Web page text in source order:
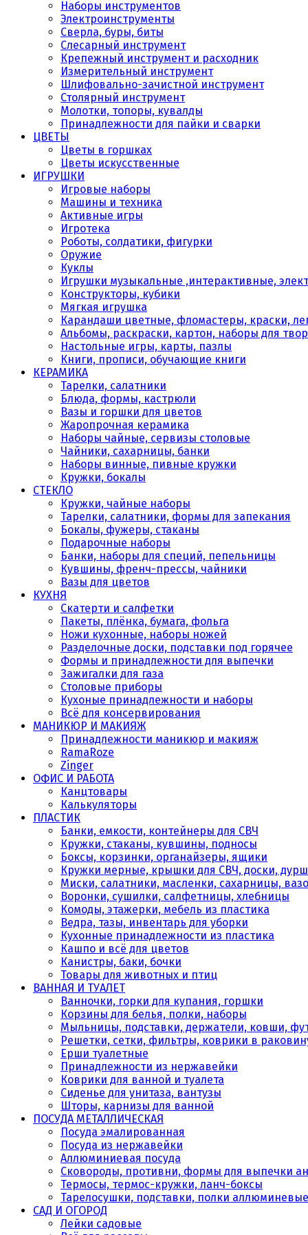
Наборы инструментов
Электроинструменты
Сверла, буры, биты
Слесарный инструмент
Крепежный инструмент и расходник
Измерительный инструмент
Шлифовально-зачистной инструмент
Столярный инструмент
Молотки, топоры, кувалды
Принадлежности для пайки и сварки
ЦВЕТЫ
Цветы в горшках
Цветы искусственные
ИГРУШКИ
Игровые наборы
Машины и техника
Активные игры
Игротека
Роботы, солдатики, фигурки
Оружие
Куклы
Игрушки музыкальные ,интерактивные,
Конструкторы, кубики
Мягкая игрушка
Карандаши цветные, фломастеры, краски,
Альбомы, раскраски, картон, наборы для
Настольные игры, карты, пазлы
Книги, прописи, обучающие книги
КЕРАМИКА
Тарелки, салатники
Блюда, формы, кастрюли
Вазы и горшки для цветов
Жаропрочная керамика
Наборы чайные, сервизы столовые
Чайники, сахарницы, банки
Наборы винные, пивные кружки
Кружки, бокалы
СТЕКЛО
Кружки, чайные наборы
Тарелки, салатники, формы для запекания
Бокалы, фужеры, стаканы
Подарочные наборы
Банки, наборы для специй, пепельницы
Кувшины, френч-прессы, чайники
Вазы для цветов
КУХНЯ
Скатерти и салфетки
Пакеты, плёнка, бумага, фольга
Ножи кухонные, наборы ножей
Разделочные доски, подставки под горячее
Формы и принадлежности для выпечки
Зажигалки для газа
Столовые приборы
Кухоные принадлежности и наборы
Всё для консервирования
МАНИКЮР И МАКИЯЖ
Принадлежности маникюр и макияж
RamaRoze
Zinger
ОФИС И РАБОТА
Канцтовары
Калькуляторы
ПЛАСТИК
Банки, емкости, контейнеры для СВЧ
Кружки, стаканы, кувшины, подносы
Боксы, корзинки, органайзеры, ящики
Кружки мерные, крышки для СВЧ, доски,
Миски, салатники, масленки, сахарницы,
Воронки, сушилки, салфетницы, хлебницы
Комоды, этажерки, мебель из пластика
Ведра, тазы, инвентарь для уборки
Кухонные принадлежности из пластика
Кашпо и всё для цветов
Канистры, баки, бочки
Товары для животных и птиц
ВАННАЯ И ТУАЛЕТ
Ванночки, горки для купания, горшки
Корзины для белья, полки, наборы
Мыльницы, подставки, держатели, ковши,
Решетки, сетки, фильтры, коврики в
Ерши туалетные
Принадлежности из нержавейки
Коврики для ванной и туалета
Сиденье для унитаза, вантузы
Шторы, карнизы для ванной
ПОСУДА МЕТАЛЛИЧЕСКАЯ
Посуда эмалированная
Посуда из нержавейки
Аллюминиевая посуда
Сковороды, противни, формы для выпечки
Термосы, термос-кружки, ланч-боксы
Тарелосушки, подставки, полки аллюминевые
САД И ОГОРОД
Лейки садовые